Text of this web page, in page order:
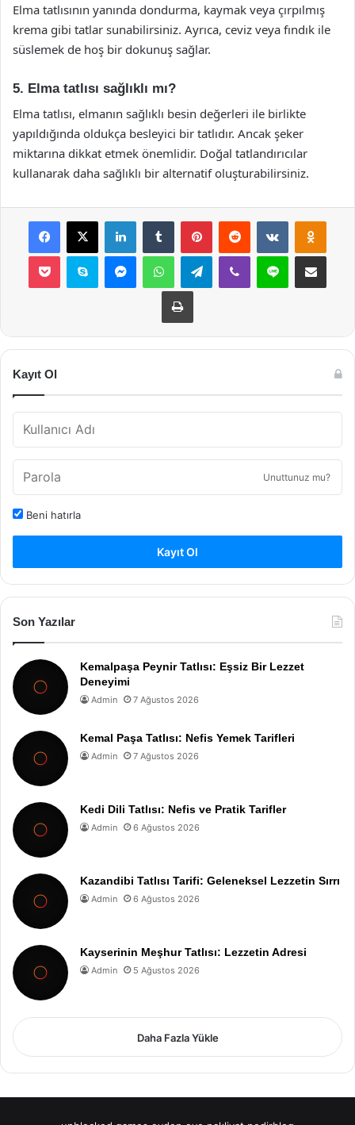
Elma tatlısının yanında dondurma, kaymak veya çırpılmış
krema gibi tatlar sunabilirsiniz. Ayrıca, ceviz veya fındık ile
süslemek de hoş bir dokunuş sağlar.
5. Elma tatlısı sağlıklı mı?
Elma tatlısı, elmanın sağlıklı besin değerleri ile birlikte
yapıldığında oldukça besleyici bir tatlıdır. Ancak şeker
miktarına dikkat etmek önemlidir. Doğal tatlandırıcılar
kullanarak daha sağlıklı bir alternatif oluşturabilirsiniz.
Facebook
X LinkedInTumblr PinterestReddit VKontakte
Pocket Skype MessengerWhatsAppTelegramViber Line E-Posta ile
Yazdır
Kayıt Ol
Unuttunuz mu?
Beni hatırla
Kayıt Ol
Son Yazılar
Kemalpaşa Peynir Tatlısı: Eşsiz Bir Lezzet
Deneyimi
Admin 7 Ağustos 2026
Kemal Paşa Tatlısı: Nefis Yemek Tarifleri
Admin 7 Ağustos 2026
Kedi Dili Tatlısı: Nefis ve Pratik Tarifler
Admin 6 Ağustos 2026
Kazandibi Tatlısı Tarifi: Geleneksel Lezzetin Sırrı
Admin 6 Ağustos 2026
Kayserinin Meşhur Tatlısı: Lezzetin Adresi
Admin 5 Ağustos 2026
Daha Fazla Yükle